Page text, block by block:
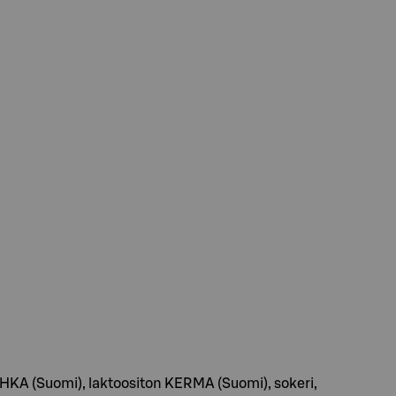
(Suomi), laktoositon KERMA (Suomi), sokeri,